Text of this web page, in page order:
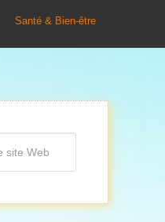
Santé & Bien-être